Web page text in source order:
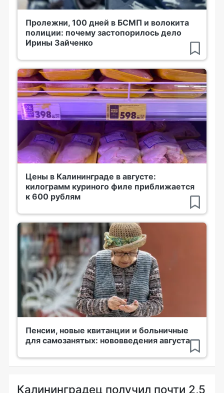
Пролежни, 100 дней в БСМП и волокита
полиции: почему застопорилось дело
Ирины Зайченко
Цены в Калининграде в августе:
килограмм куриного филе приближается
к 600 рублям
Пенсии, новые квитанции и больничные
для самозанятых: нововведения августа
Калининградец получил почти 2,5